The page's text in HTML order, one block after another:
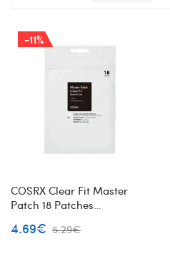
-11%
COSRX Clear Fit Master
Patch 18 Patches
4.69€ 5.29€